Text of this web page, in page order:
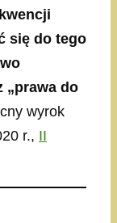
się do tego
„prawa do
wyrok
r., II